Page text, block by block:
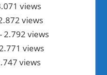
views
views
- 2.792 views
views
views